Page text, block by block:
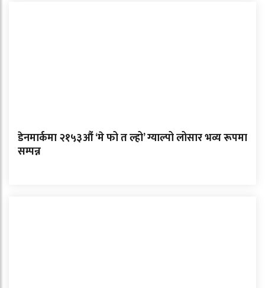
डेनमार्कमा २१५३औं ‘मे फो त ल्हो’ ग्याल्पो लोसार भव्य रूपमा
सम्पन्न